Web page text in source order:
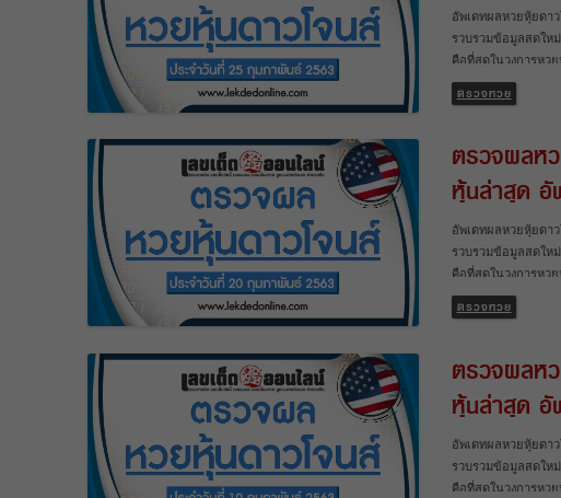
หวยหุ้นต่างประเทศ
ต่างประเทศก่อนใค
อัพเดทผลหวยหุ้ยดา
รวบรวมข้อมูลสดให
คือที่สุดในวงการหว
รอนานอีกต่อไป ตร
อัพเดทผลหวยหุ้นดา
ตัวจริงห้ามพลาด!! ผ
ผลหวยหุ้นจีนบ่าย
ทราบผลก่อนใครแน่
หุ้นต่างประเทศอื่นๆ
ประเทศก่อนใคร เล
ตรวจหวย
ตรวจผลห
หุ้นล่าสุด อั
อัพเดทผลหวยหุ้ยดา
รวบรวมข้อมูลสดให
คือที่สุดในวงการหว
รอนานอีกต่อไป ตร
อัพเดทผลหวยหุ้นดา
ตัวจริงห้ามพลาด!! ผ
ผลหวยหุ้นจีนบ่าย
ทราบผลก่อนใครแน่
หุ้นต่างประเทศอื่นๆ
ประเทศก่อนใคร เล
ตรวจหวย
ตรวจผลห
หุ้นล่าสุด อั
อัพเดทผลหวยหุ้ยดา
รวบรวมข้อมูลสดให
คือที่สุดในวงการหว